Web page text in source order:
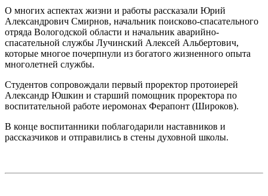
О многих аспектах жизни и работы рассказали Юрий
Александрович Смирнов, начальник поисково-спасательного
отряда Вологодской области и начальник аварийно-
спасательной службы Лучинский Алексей Альбертович,
которые многое почерпнули из богатого жизненного опыта
многолетней службы.
Студентов сопровождали первый проректор протоиерей
Александр Юшкин и старший помощник проректора по
воспитательной работе иеромонах Ферапонт (Широков).
В конце воспитанники поблагодарили наставников и
рассказчиков и отправились в стены духовной школы.